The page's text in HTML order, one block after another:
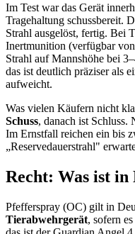
Im Test war das Gerät
Tragehaltung schussbereit.
Strahl ausgelöst, fertig. Bei
Inertmunition (verfügbar
Strahl auf Mannshöhe bei
das ist deutlich präziser als
aufweicht.
Was vielen Käufern nicht
Schuss, danach ist Schluss.
Im Ernstfall reichen ein bis
„Reserve‍dauerstrahl"
Recht: Was ist in
Pfefferspray (OC) gilt in
Tierabwehrgerät, sofern